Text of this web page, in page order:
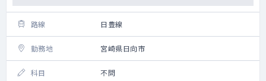
路線 日豊線
勤務地 宮崎県日向市
科目 不問